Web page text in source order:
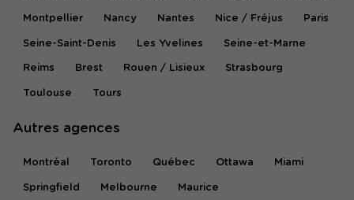
Montpellier Nancy Nantes Nice / Fréjus Paris
Seine-Saint-Denis Les Yvelines Seine-et-Marne
Reims Brest Rouen / Lisieux Strasbourg
Toulouse Tours
Autres agences
Montréal Toronto Québec Ottawa Miami
Springfield Melbourne Maurice